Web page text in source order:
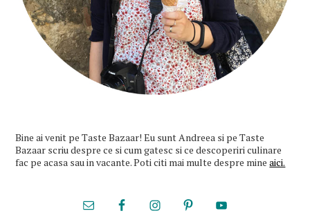
Bine ai venit pe Taste Bazaar! Eu sunt Andreea si pe Taste
Bazaar scriu despre ce si cum gatesc si ce descoperiri culinare
fac pe acasa sau in vacante. Poti citi mai multe despre mineaici.